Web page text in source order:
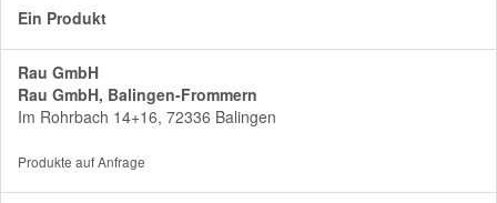
Ein Produkt
Rau GmbH
Rau GmbH, Balingen-Frommern
Im Rohrbach 14+16, 72336 Balingen
Produkte auf Anfrage